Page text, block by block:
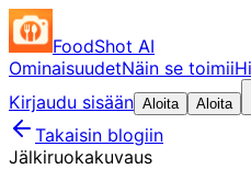
FoodShot AI
OminaisuudetNäin se toimii
Kirjaudu sisään Aloita Aloita
Takaisin blogiin
Jälkiruokakuvaus